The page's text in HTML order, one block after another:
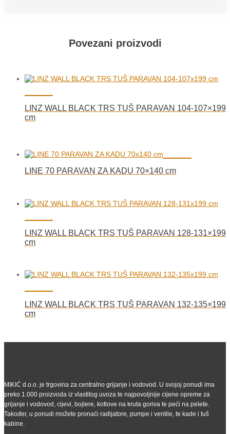
Povezani proizvodi
LINZ WALL BLACK TRS TUŠ PARAVAN 104-107×199
cm
LINE 70 PARAVAN ZA KADU 70×140 cm
LINZ WALL BLACK TRS TUŠ PARAVAN 128-131×199
cm
LINZ WALL BLACK TRS TUŠ PARAVAN 132-135×199
cm
MIKIĆ d.o.o. je trgovina za centralno grijanje i vodovod. U svojoj ponudi ima
preko 1.000 proizvoda iz vlastitog uvoza te najpovoljnije cijene opreme za
grijanje i vodovod, cijevi, bojlere, kotlove na kruta goriva te peći na pelete.
Također, u ponudi možete pronaći radijatore, pumpe i ventile, te kade i tuš
kabine.